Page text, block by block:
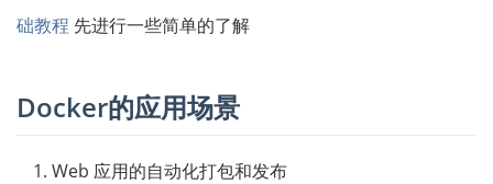
础教程 先进行一些简单的了解
Docker的应用场景
Web 应用的自动化打包和发布